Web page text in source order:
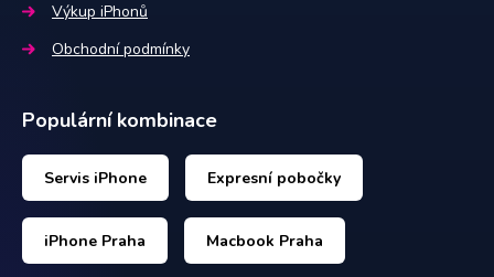
Výkup iPhonů
Obchodní podmínky
Populární kombinace
Servis iPhone Expresní pobočky
iPhone Praha Macbook Praha